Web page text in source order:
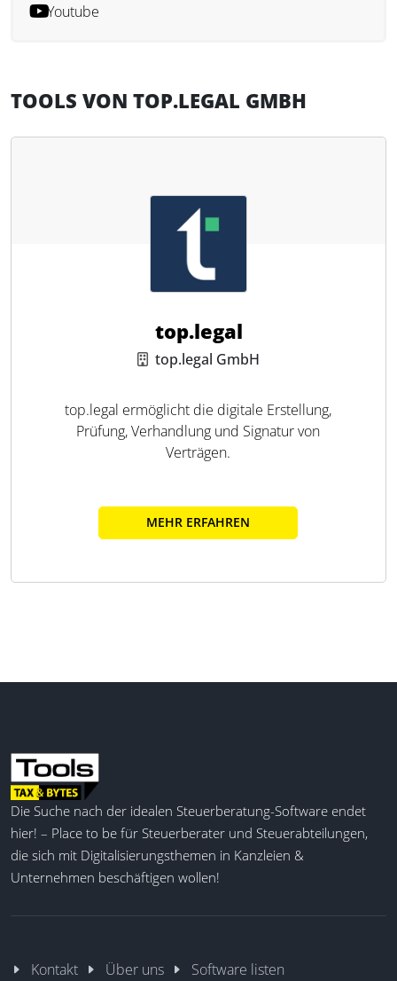
Youtube
TOOLS VON TOP.LEGAL GMBH
top.legal
top.legal GmbH
top.legal ermöglicht die digitale Erstellung,
Prüfung, Verhandlung und Signatur von
Verträgen.
MEHR ERFAHREN
Die Suche nach der idealen Steuerberatung-Software endet
hier! – Place to be für Steuerberater und Steuerabteilungen,
die sich mit Digitalisierungsthemen in Kanzleien &
Unternehmen beschäftigen wollen!
Kontakt Über uns Software listen